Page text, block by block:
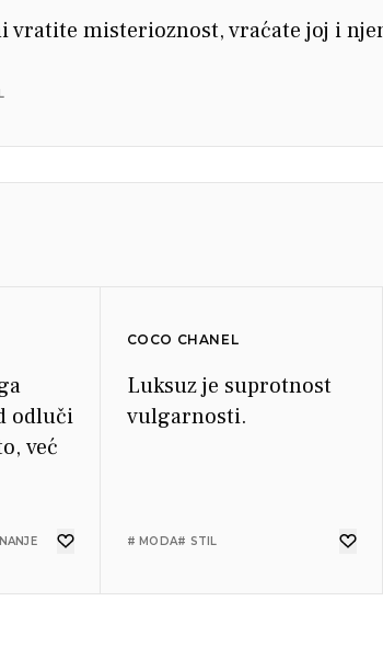
vratite misterioznost, vraćate joj i
odluči
već
COCO CHANEL
Luksuz je suprotnost
vulgarnosti.
# MODA# STIL